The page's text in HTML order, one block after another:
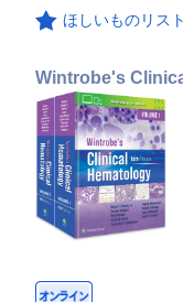
ほしいものリス
Wintrobe's